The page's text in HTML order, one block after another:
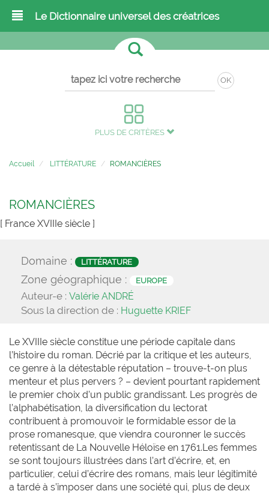
Le Dictionnaire universel des créatrices
OK
PLUS DE CRITÈRES
Accueil LITTÉRATURE ROMANCIÈRES
ROMANCIÈRES
[ France XVIIIe siècle ]
Domaine : LITTÉRATURE
Zone géographique : EUROPE
Auteur-e : Valérie ANDRÉ
Sous la direction de : Huguette KRIEF
Le XVIIIe siècle constitue une période capitale dans
l’histoire du roman. Décrié par la critique et les auteurs,
ce genre à la détestable réputation – trouve-t-on plus
menteur et plus pervers ? – devient pourtant rapidement
le premier choix d’un public grandissant. Les progrès de
l’alphabétisation, la diversification du lectorat
contribuent à promouvoir le formidable essor de la
prose romanesque, que viendra couronner le succès
retentissant de La Nouvelle Héloïse en 1761.Les femmes
se sont toujours illustrées dans l’art d’écrire, et, en
particulier, celui d’écrire des romans, mais leur légitimité
a tardé à s’imposer dans une société qui, plus de deux